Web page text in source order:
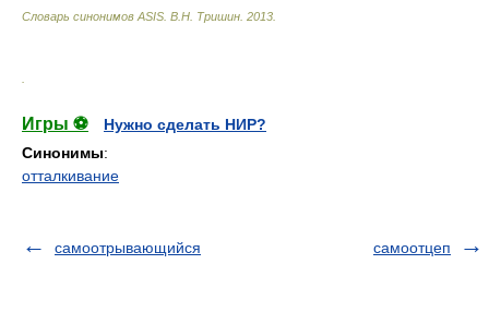
Словарь синонимов ASIS. В.Н. Тришин 2013
Игры ⚽
Нужно сделать НИР?
Синонимы:
отталкивание
самоотрывающийся самоотцеп